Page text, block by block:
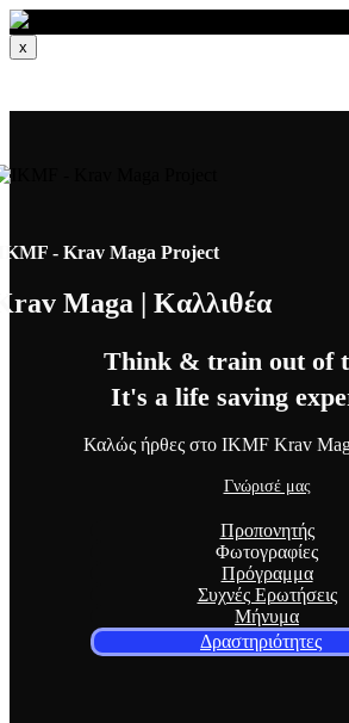
x
- Krav Maga Project
Maga | Καλλιθέα
Think & train out of
It's a life saving
Καλώς ήρθες στο IKMF Krav
Γνώρισέ μας
Προπονητής
Φωτογραφίες
Πρόγραμμα
Συχνές Ερωτήσεις
Μήνυμα
Δραστηριότητες